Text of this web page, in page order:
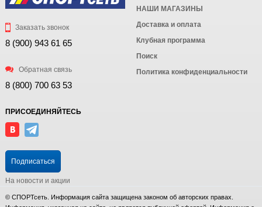
Заказать звонок
8 (900) 943 61 65
Обратная связь
8 (800) 700 63 53
НАШИ МАГАЗИНЫ
Доставка и оплата
Клубная программа
Поиск
Политика конфиденциальности
ПРИСОЕДИНЯЙТЕСЬ
Подписаться
На новости и акции
© СПОРТсеть. Информация сайта защищена законом об авторских правах.